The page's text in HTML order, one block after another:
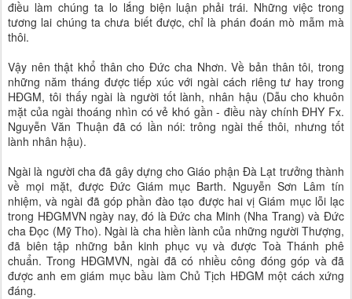
điều làm chúng ta lo lắng biện luận phải trái. Những việc trong
tương lai chúng ta chưa biết được, chỉ là phán đoán mò mẫm mà
thôi.
Vậy nên thật khổ thân cho Đức cha Nhơn. Về bản thân tôi, trong
những năm tháng được tiếp xúc với ngài cách riêng tư hay trong
HĐGM, tôi thấy ngài là người tốt lành, nhân hậu (Dẫu cho khuôn
mặt của ngài thoáng nhìn có vẻ khó gần - điều này chính ĐHY Fx.
Nguyễn Văn Thuận đã có lần nói: trông ngài thế thôi, nhưng tốt
lành nhân hậu).
Ngài là người cha đã gây dựng cho Giáo phận Đà Lạt trưởng thành
về mọi mặt, được Đức Giám mục Barth. Nguyễn Sơn Lâm tín
nhiệm, và ngài đã góp phần đào tạo được hai vị Giám mục lỗi lạc
trong HĐGMVN ngày nay, đó là Đức cha Minh (Nha Trang) và Đức
cha Đọc (Mỹ Tho). Ngài là cha hiền lành của những người Thượng,
đã biên tập những bản kinh phục vụ và được Toà Thánh phê
chuẩn. Trong HĐGMVN, ngài đã có nhiều công đóng góp và đã
được anh em giám mục bầu làm Chủ Tịch HĐGM một cách xứng
đáng.